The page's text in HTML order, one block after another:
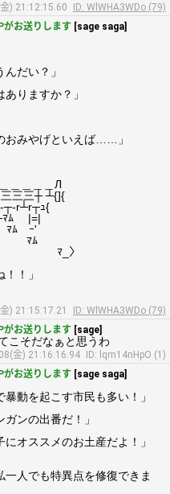
) 21:12:15.60
ID: WlWHA3WDo (79)
がお送りします [sage saga]
だい？」
りますか？」
おみやげといえば……」
＿Л
┴{]{
ｭ{
|=|
ｰ'
！」
) 21:15:17.21
ID: WlWHA3WDo (79)
がお送りします [sage]
こそだなぁと思うわ
金) 21:16:16.94
ID: lqm14nHpO (1)
がお送りします [sage saga]
動を起こす市民も多い！」
ンの出番だ！」
オススメのお土産だよ！」
人でも特異点を修復できま